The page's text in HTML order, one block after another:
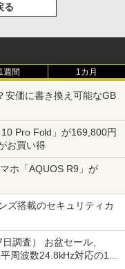
る
1週間 1カ月
安価に書き換え可能なGB
Pro Fold」が169,800円
お買い得
ホ「AQUOS R9」が
ズ搭載のセキュリティカ
調査） お盆セール、
周波数24.8kHz対応の17